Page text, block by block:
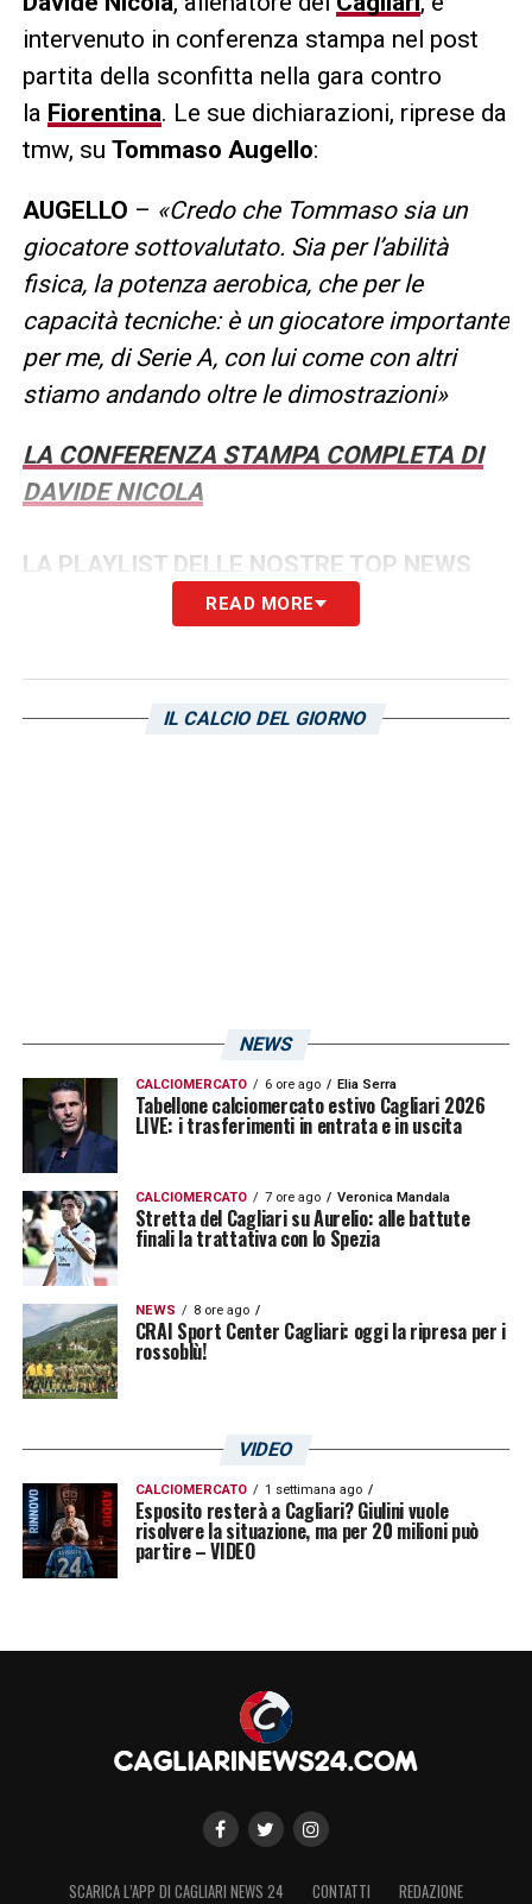
intervenuto in conferenza stampa nel post
partita della sconfitta nella gara contro
la Fiorentina. Le sue dichiarazioni, riprese da
tmw, su Tommaso Augello:
AUGELLO – «Credo che Tommaso sia un
giocatore sottovalutato. Sia per l’abilità
fisica, la potenza aerobica, che per le
capacità tecniche: è un giocatore importante
per me, di Serie A, con lui come con altri
stiamo andando oltre le dimostrazioni»
LA CONFERENZA STAMPA COMPLETA DI
DAVIDE NICOLA
LA PLAYLIST DELLE NOSTRE TOP NEWS
READ MORE
IL CALCIO DEL GIORNO
NEWS
CALCIOMERCATO 6 ore ago Elia Serra
Tabellone calciomercato estivo Cagliari 2026
LIVE: i trasferimenti in entrata e in uscita
CALCIOMERCATO 7 ore ago Veronica Mandala
Stretta del Cagliari su Aurelio: alle battute
finali la trattativa con lo Spezia
NEWS 8 ore ago
CRAI Sport Center Cagliari: oggi la ripresa per i
rossoblù!
VIDEO
CALCIOMERCATO 1 settimana ago
Esposito resterà a Cagliari? Giulini vuole
risolvere la situazione, ma per 20 milioni può
partire – VIDEO
SCARICA L’APP DI CAGLIARI NEWS 24 CONTATTI REDAZIONE